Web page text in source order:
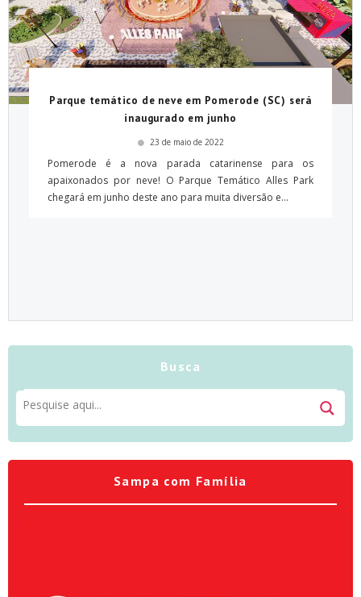
Parque temático de neve em Pomerode (SC) será
inaugurado em junho
23 de maio de 2022
Pomerode é a nova parada catarinense para os
apaixonados por neve! O Parque Temático Alles Park
chegará em junho deste ano para muita diversão e...
Busca
Sampa com Família